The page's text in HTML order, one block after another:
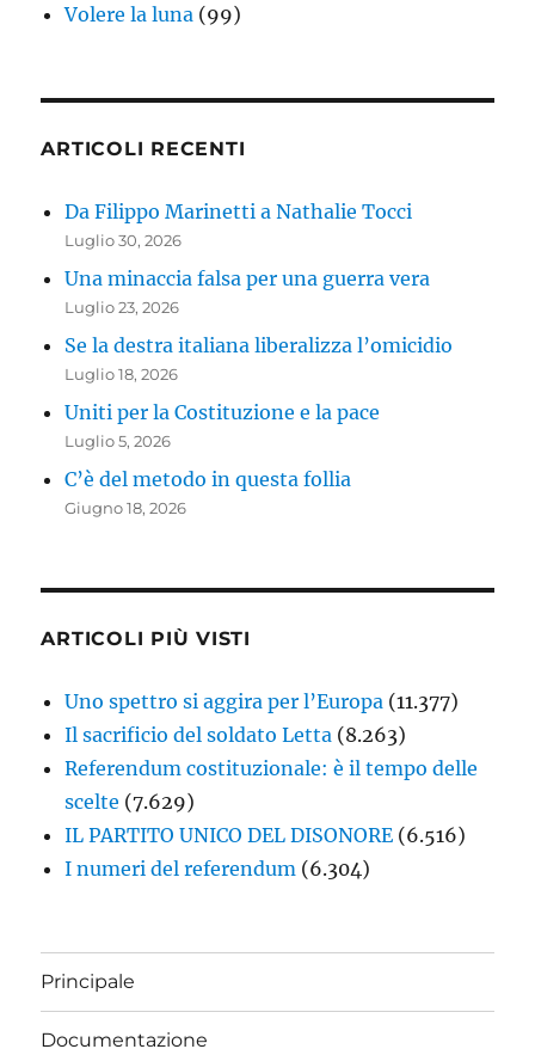
Volere la luna (99)
ARTICOLI RECENTI
Da Filippo Marinetti a Nathalie Tocci
Luglio 30, 2026
Una minaccia falsa per una guerra vera
Luglio 23, 2026
Se la destra italiana liberalizza l’omicidio
Luglio 18, 2026
Uniti per la Costituzione e la pace
Luglio 5, 2026
C’è del metodo in questa follia
Giugno 18, 2026
ARTICOLI PIÙ VISTI
Uno spettro si aggira per l’Europa (11.377)
Il sacrificio del soldato Letta (8.263)
Referendum costituzionale: è il tempo delle
scelte (7.629)
IL PARTITO UNICO DEL DISONORE (6.516)
I numeri del referendum (6.304)
Principale
Documentazione